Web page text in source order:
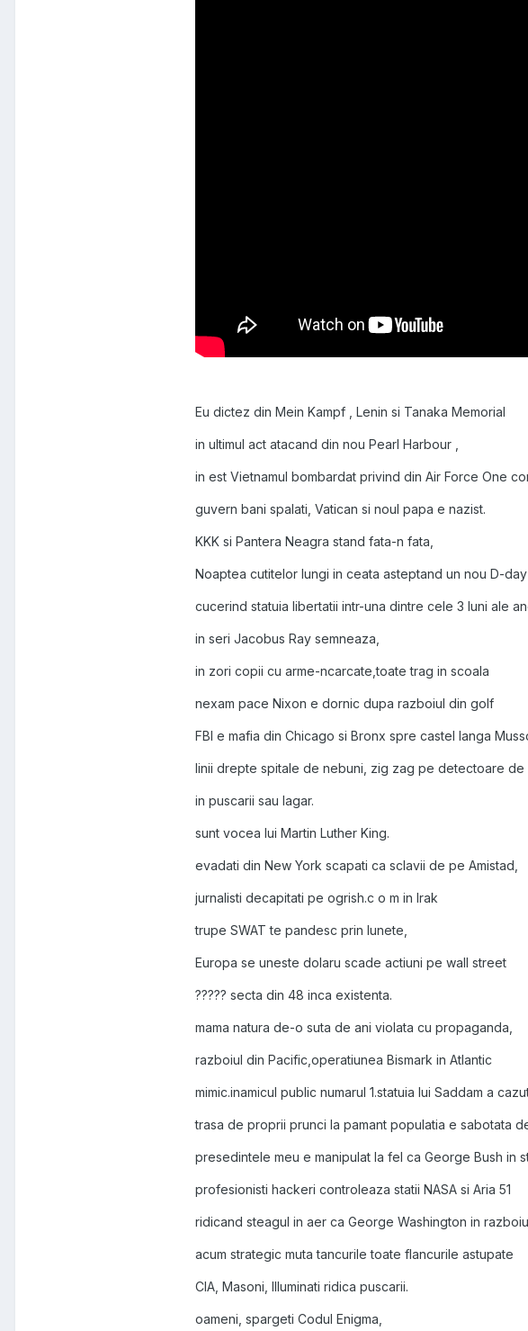
Eu dictez din Mein Kampf , Lenin si Tanaka Memorial
in ultimul act atacand din nou Pearl Harbour ,
in est Vietnamul bombardat privind din Air Force One
guvern bani spalati, Vatican si noul papa e nazist.
KKK si Pantera Neagra stand fata-n fata,
Noaptea cutitelor lungi in ceata asteptand un nou D-day
cucerind statuia libertatii intr-una dintre cele 3 luni ale
in seri Jacobus Ray semneaza,
in zori copii cu arme-ncarcate,toate trag in scoala
nexam pace Nixon e dornic dupa razboiul din golf
FBI e mafia din Chicago si Bronx spre castel langa
linii drepte spitale de nebuni, zig zag pe detectoare de
in puscarii sau lagar.
sunt vocea lui Martin Luther King.
evadati din New York scapati ca sclavii de pe Amistad,
jurnalisti decapitati pe ogrish.c o m in Irak
trupe SWAT te pandesc prin lunete,
Europa se uneste dolaru scade actiuni pe wall street
????? secta din 48 inca existenta.
mama natura de-o suta de ani violata cu propaganda,
razboiul din Pacific,operatiunea Bismark in Atlantic
mimic.inamicul public numarul 1.statuia lui Saddam a
trasa de proprii prunci la pamant populatia e sabotata
presedintele meu e manipulat la fel ca George Bush in
profesionisti hackeri controleaza statii NASA si Aria 51
ridicand steagul in aer ca George Washington in
acum strategic muta tancurile toate flancurile astupate
CIA, Masoni, Illuminati ridica puscarii.
oameni, spargeti Codul Enigma,